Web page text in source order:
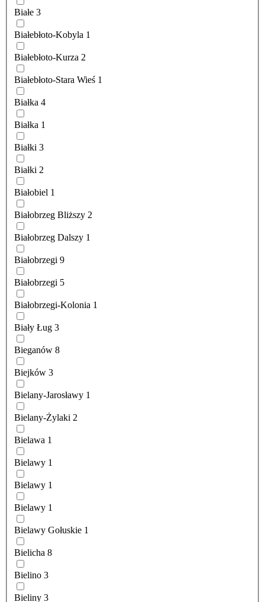
Białe 3
Białebłoto-Kobyla 1
Białebłoto-Kurza 2
Białebłoto-Stara Wieś 1
Białka 4
Białka 1
Białki 3
Białki 2
Białobiel 1
Białobrzeg Bliższy 2
Białobrzeg Dalszy 1
Białobrzegi 9
Białobrzegi 5
Białobrzegi-Kolonia 1
Biały Ług 3
Bieganów 8
Biejków 3
Bielany-Jarosławy 1
Bielany-Żylaki 2
Bielawa 1
Bielawy 1
Bielawy 1
Bielawy 1
Bielawy Gołuskie 1
Bielicha 8
Bielino 3
Bieliny 3